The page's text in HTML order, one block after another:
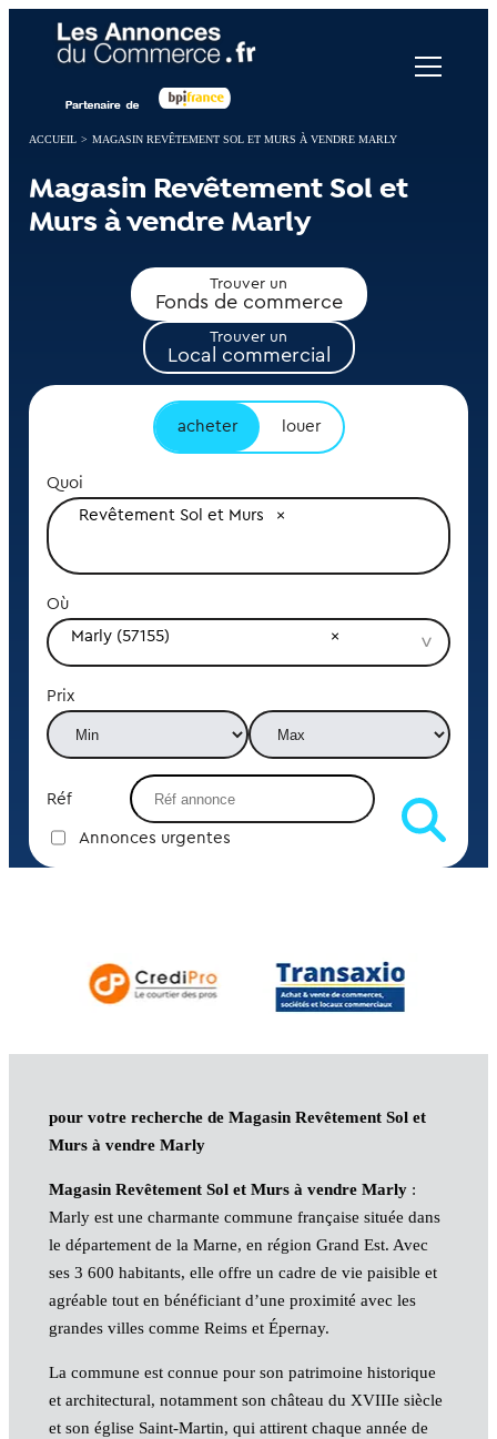
ACCUEIL > MAGASIN REVÊTEMENT SOL ET MURS À VENDRE MARLY
Magasin Revêtement Sol et
Murs à vendre Marly
Trouver un
Fonds de commerce
Trouver un
Local commercial
acheter louer
Quoi
Revêtement Sol et Murs
Où
Marly (57155)
Prix
Réf
Annonces urgentes
pour votre recherche de Magasin Revêtement Sol et
Murs à vendre Marly
Magasin Revêtement Sol et Murs à vendre Marly:
Marly est une charmante commune française située dans
le département de la Marne, en région Grand Est. Avec
ses 3 600 habitants, elle offre un cadre de vie paisible et
agréable tout en bénéficiant d’une proximité avec les
grandes villes comme Reims et Épernay.
La commune est connue pour son patrimoine historique
et architectural, notamment son château du XVIIIe siècle
et son église Saint-Martin, qui attirent chaque année de
Panneau de gestion des cookies